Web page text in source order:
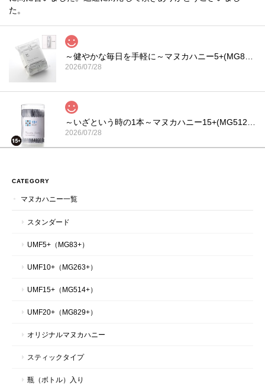
た。
2026/07/28
2026/07/28
梱包も丁寧にされていました。またリピートしたいと思っていま
2026/07/27
だき、誠にありがとうございました。
心より有難く存じます。 これからも、皆様に喜んで
今後ともどうぞよろしくお願いいたします。 ハニー
マークススタッフ一同
CATEGORY
マヌカハニー一覧
スタンダード
UMF5+（MG83+）
UMF10+（MG263+）
UMF15+（MG514+）
UMF20+（MG829+）
オリジナルマヌカハニー
スティックタイプ
瓶（ボトル）入り